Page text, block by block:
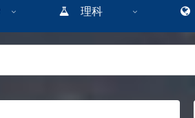
理科